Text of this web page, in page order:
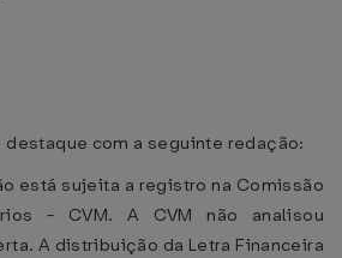
com a seguinte redação:
está sujeita a registro na Comissão
- CVM. A CVM não analisou
A distribuição da Letra Financeira